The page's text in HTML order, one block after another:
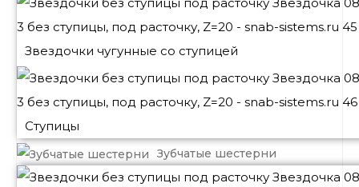
Звездочки чугунные со ступицей
Ступицы
Зубчатые шестерни